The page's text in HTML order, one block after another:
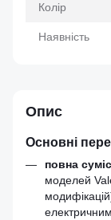
Колір
Наявність
Опис
Основні
повна
моделей